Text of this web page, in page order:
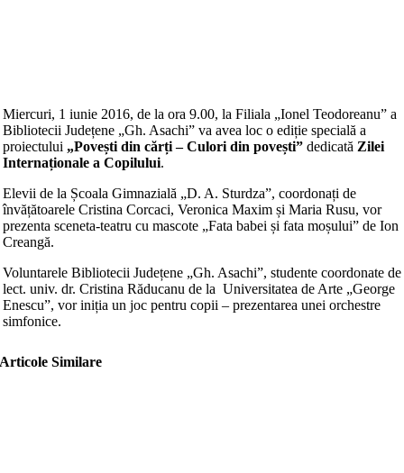
Miercuri, 1 iunie 2016, de la ora 9.00, la Filiala „Ionel Teodoreanu” a
Bibliotecii Județene „Gh. Asachi” va avea loc o ediție specială a
proiectului „Povești din cărți – Culori din povești” dedicată Zilei
Internaționale a Copilului.
Elevii de la Școala Gimnazială „D. A. Sturdza”, coordonați de
învățătoarele Cristina Corcaci, Veronica Maxim și Maria Rusu, vor
prezenta sceneta-teatru cu mascote „Fata babei și fata moșului” de Ion
Creangă.
Voluntarele Bibliotecii Județene „Gh. Asachi”, studente coordonate de
lect. univ. dr. Cristina Răducanu de la Universitatea de Arte „George
Enescu”, vor iniția un joc pentru copii – prezentarea unei orchestre
simfonice.
Articole Similare